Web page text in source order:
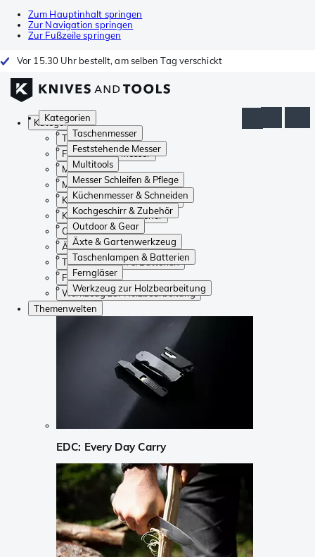
Zum Hauptinhalt springen
Zur Navigation springen
Zur Fußzeile springen
Vor 15.30 Uhr bestellt, am selben Tag verschickt
Kategorien
Taschenmesser
Feststehende Messer
Multitools
Messer Schleifen & Pflege
Küchenmesser & Schneiden
Kochgeschirr & Zubehör
Outdoor & Gear
Äxte & Gartenwerkzeug
Taschenlampen & Batterien
Ferngläser
Werkzeug zur Holzbearbeitung
Kategorien
Taschenmesser
Feststehende Messer
Multitools
Messer Schleifen & Pflege
Küchenmesser & Schneiden
Kochgeschirr & Zubehör
Outdoor & Gear
Äxte & Gartenwerkzeug
Taschenlampen & Batterien
Ferngläser
Werkzeug zur Holzbearbeitung
Themenwelten
EDC: Every Day Carry